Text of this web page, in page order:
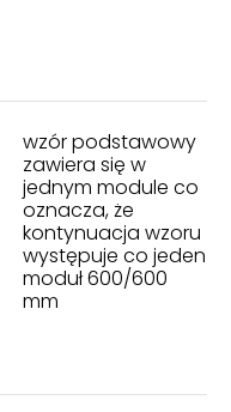
wzór podstawowy
zawiera się w
jednym module co
oznacza, że
kontynuacja wzoru
występuje co jeden
moduł 600/600
mm